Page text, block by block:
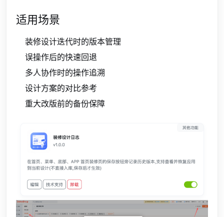
适用场景
装修设计迭代时的版本管理
误操作后的快速回退
多人协作时的操作追溯
设计方案的对比参考
重大改版前的备份保障